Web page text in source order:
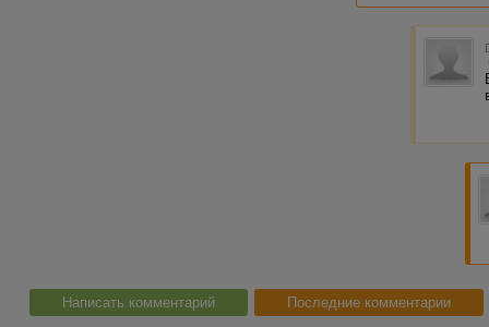
Написать комментарий Последние комментарии